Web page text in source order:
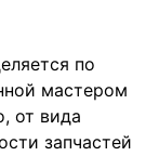
по
мастером
от вида
запчастей